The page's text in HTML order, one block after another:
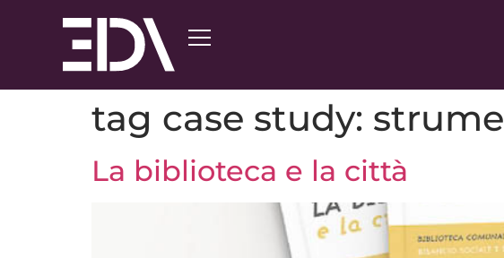
tag case study:
La biblioteca e la città